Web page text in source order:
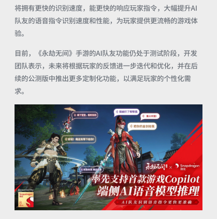
将拥有更快的识别速度，能更快的响应玩家指令，大幅提升AI
队友的语音指令识别速度和性能，为玩家提供更流畅的游戏体
验。
目前，《永劫无间》手游的AI队友功能仍处于测试阶段，开发
团队表示，未来将根据玩家的反馈进一步迭代和优化，并在后
续的公测版中推出更多定制化功能，以满足玩家的个性化需
求。